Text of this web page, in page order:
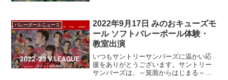
ヒントをお届けします。
バレーボールニュース
2022年9月17日 みのおキューズモ
ール ソフトバレーボール体験・
教室出演
いつもサントリーサンバーズに温かい応
援をありがとうございます。サントリー
サンバーズは、～箕面からはじまる～